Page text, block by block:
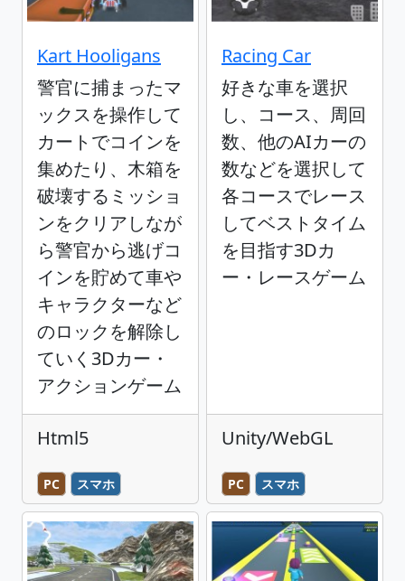
Kart Hooligans
警官に捕まったマ
ックスを操作して
カートでコインを
集めたり、木箱を
破壊するミッショ
ンをクリアしなが
ら警官から逃げコ
インを貯めて車や
キャラクターなど
のロックを解除し
ていく3Dカー・
アクションゲーム
Html5
PC スマホ
Racing Car
好きな車を選択
し、コース、周回
数、他のAIカーの
数などを選択して
各コースでレース
してベストタイム
を目指す3Dカ
ー・レースゲーム
Unity/WebGL
PC スマホ